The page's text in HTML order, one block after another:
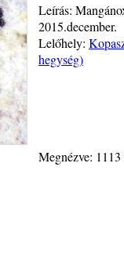
Leírás:
2015.december.
Lelőhely:
hegység)
Megnézve: